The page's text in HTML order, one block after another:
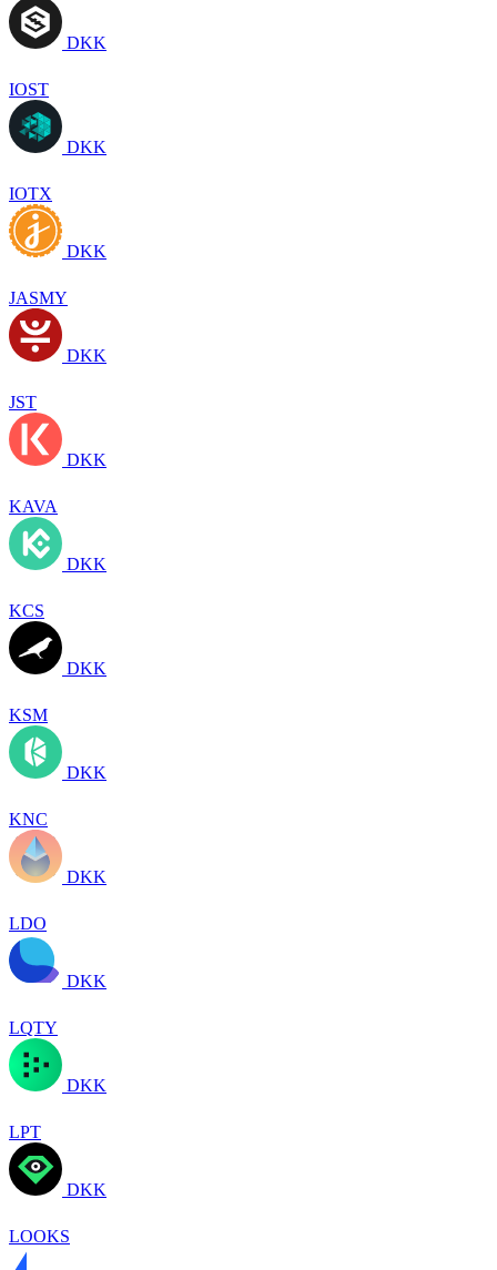
DKK
IOST
DKK
IOTX
DKK
JASMY
DKK
JST
DKK
KAVA
DKK
KCS
DKK
KSM
DKK
KNC
DKK
LDO
DKK
LQTY
DKK
LPT
DKK
LOOKS